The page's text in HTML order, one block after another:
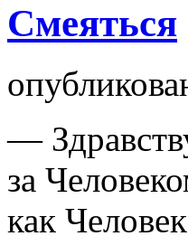
Смеяться
—
за
как